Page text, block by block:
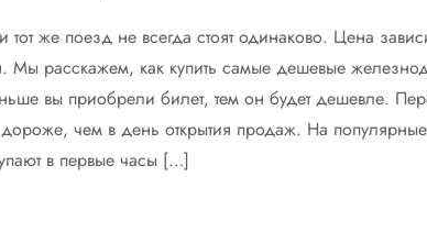
тот же поезд не всегда стоят одинаково. Цена
Мы расскажем, как купить самые дешевые
вы приобрели билет, тем он будет дешевле.
дороже, чем в день открытия продаж. На
в первые часы […]